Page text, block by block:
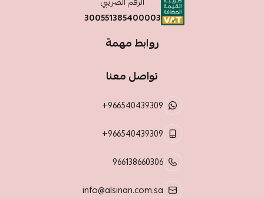
300551385400003
روابط مهمة
تواصل معنا
+966540439309
+966540439309
966138660306
info@alsinan.com.sa